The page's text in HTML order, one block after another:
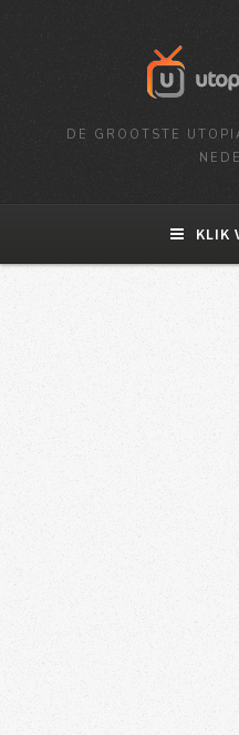
DE GROOTSTE
KLIK